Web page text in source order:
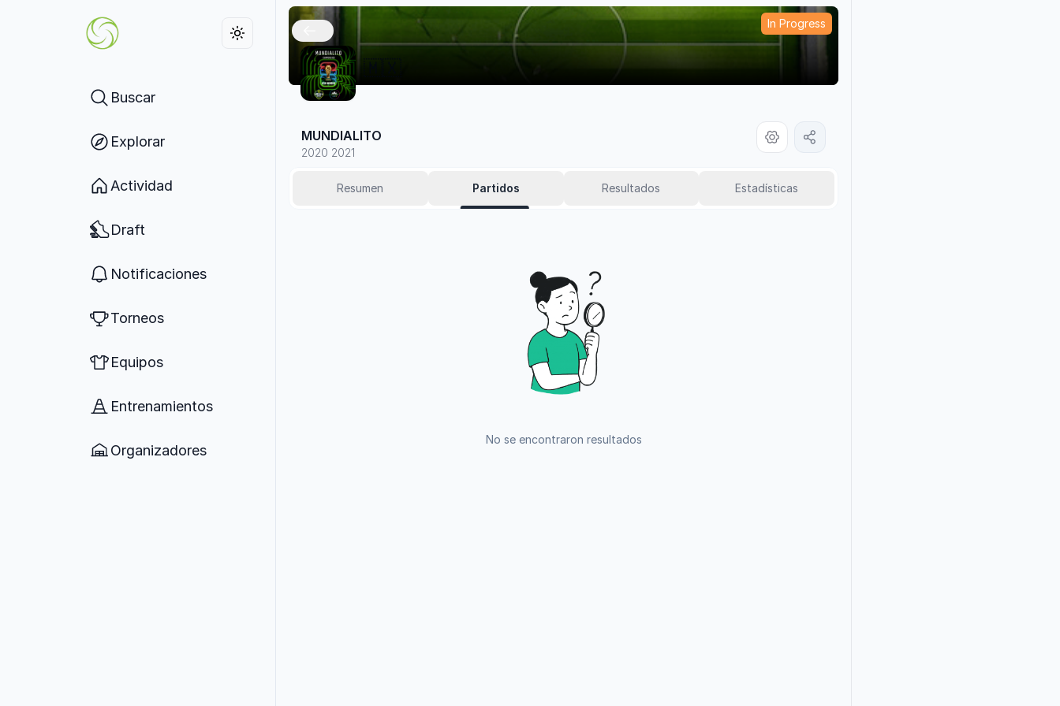
Buscar
Explorar
Actividad
Draft
Notificaciones
Torneos
Equipos
Entrenamientos
Organizadores
In Progress
MUNDIALITO
2020 2021
Resumen Partidos Resultados Estadísticas
No se encontraron resultados